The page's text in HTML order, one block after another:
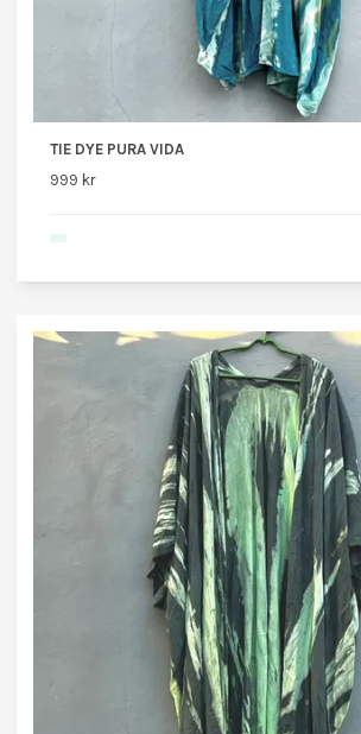
TIE DYE PURA VIDA
999 kr